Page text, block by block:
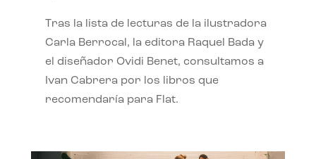
Tras la lista de lecturas de la ilustradora
Carla Berrocal, la editora Raquel Bada y
el diseñador Ovidi Benet, consultamos a
Ivan Cabrera por los libros que
recomendaría para Flat.